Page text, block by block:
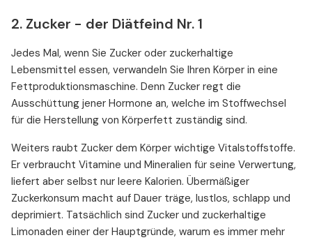
2. Zucker - der Diätfeind Nr. 1
Jedes Mal, wenn Sie Zucker oder zuckerhaltige
Lebensmittel essen, verwandeln Sie Ihren Körper in eine
Fettproduktionsmaschine. Denn Zucker regt die
Ausschüttung jener Hormone an, welche im Stoffwechsel
für die Herstellung von Körperfett zuständig sind.
Weiters raubt Zucker dem Körper wichtige Vitalstoffstoffe.
Er verbraucht Vitamine und Mineralien für seine Verwertung,
liefert aber selbst nur leere Kalorien. Übermäßiger
Zuckerkonsum macht auf Dauer träge, lustlos, schlapp und
deprimiert. Tatsächlich sind Zucker und zuckerhaltige
Limonaden einer der Hauptgründe, warum es immer mehr